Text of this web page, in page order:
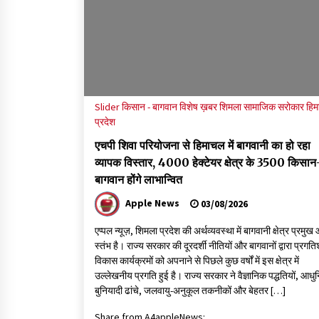
Sliderकिसान - बागवानविशेष ख़बरशिमलासामाजिक सरोकार
प्रदेश
एचपी शिवा परियोजना से हिमाचल में बागवानी का हो रहा
व्यापक विस्तार, 4000 हेक्टेयर क्षेत्र के 3500
बागवान होंगे लाभान्वित
Apple News 03/08/2026
एप्पल न्यूज़, शिमला प्रदेश की अर्थव्यवस्था में बागवानी क्षेत्र प्रमुख
स्तंभ है। राज्य सरकार की दूरदर्शी नीतियों और बागवानों द्वारा
विकास कार्यक्रमों को अपनाने से पिछले कुछ वर्षों में इस क्षेत्र में
उल्लेखनीय प्रगति हुई है। राज्य सरकार ने वैज्ञानिक पद्धतियों,
बुनियादी ढांचे, जलवायु-अनुकूल तकनीकों और बेहतर […]